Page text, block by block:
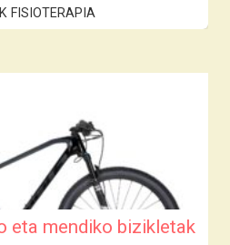
FISIOTERAPIA
eta mendiko bizikletak